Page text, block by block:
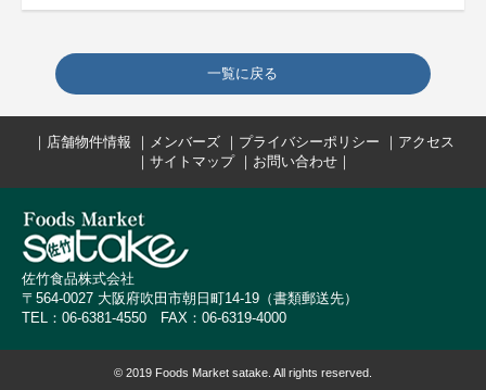
一覧に戻る
｜ 店舗物件情報 ｜ メンバーズ ｜ プライバシーポリシー ｜ アクセス
｜ サイトマップ ｜ お問い合わせ｜
佐竹食品株式会社
〒564-0027 大阪府吹田市朝日町14-19（書類郵送先）
TEL：06-6381-4550 FAX：06-6319-4000
© 2019 Foods Market satake. All rights reserved.